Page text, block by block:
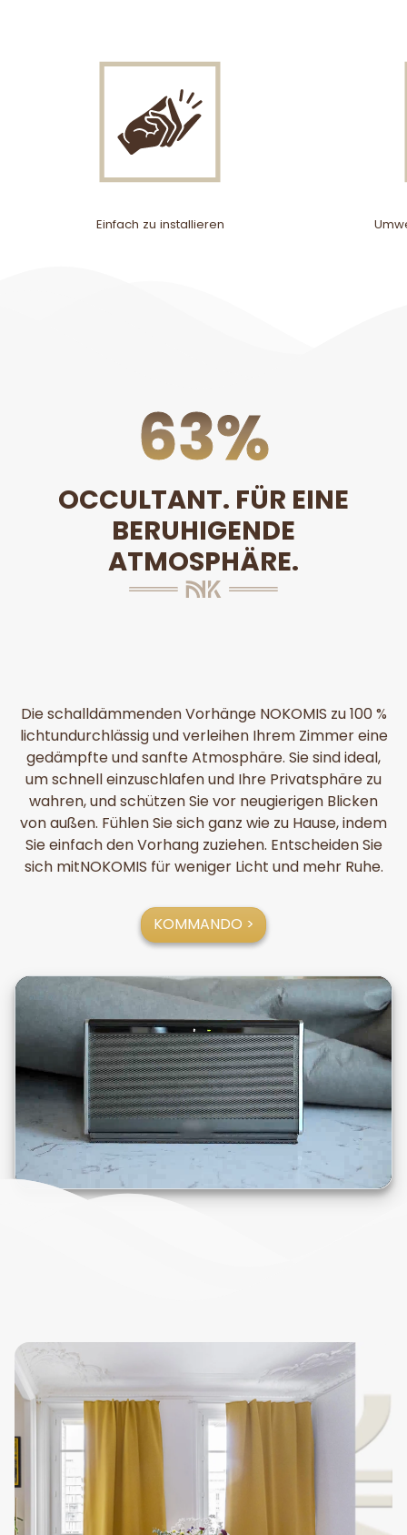
Einfach zu installieren
100%
OCCULTANT. FÜR EINE
BERUHIGENDE
ATMOSPHÄRE.
Die schalldämmenden Vorhänge NOKOMIS zu 100 %
lichtundurchlässig und verleihen Ihrem Zimmer eine
gedämpfte und sanfte Atmosphäre. Sie sind ideal,
um schnell einzuschlafen und Ihre Privatsphäre zu
wahren, und schützen Sie vor neugierigen Blicken
von außen. Fühlen Sie sich ganz wie zu Hause, indem
Sie einfach den Vorhang zuziehen. Entscheiden Sie
sich mitNOKOMIS für weniger Licht und mehr Ruhe.
KOMMANDO >